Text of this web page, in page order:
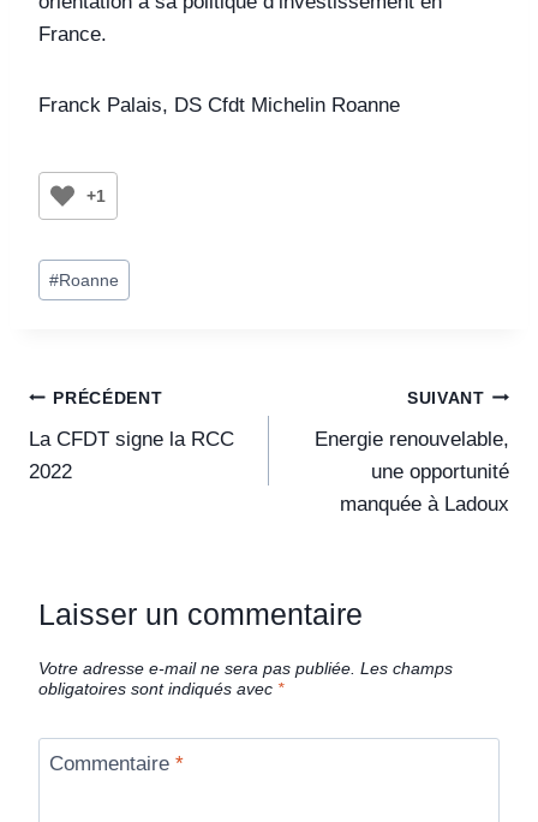
France.
Franck Palais, DS Cfdt Michelin Roanne
+1
#Roanne
PRÉCÉDENT
La CFDT signe la RCC
2022
SUIVANT
Energie renouvelable,
une opportunité
manquée à Ladoux
Laisser un commentaire
Votre adresse e-mail ne sera pas publiée. Les champs
obligatoires sont indiqués avec *
Commentaire *